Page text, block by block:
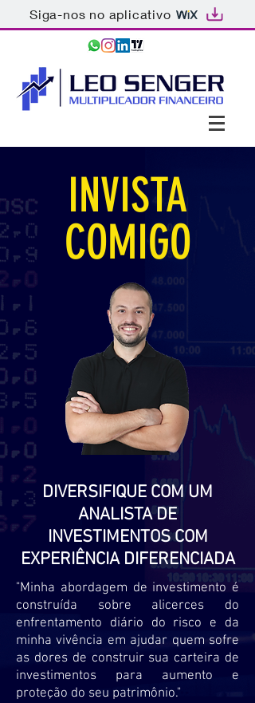
Siga-nos no aplicativo
INVISTA
COMIGO
DIVERSIFIQUE COM UM
ANALISTA DE
INVESTIMENTOSCOM
EXPERIÊNCIA DIFERENCIADA
"Minha abordagem de investimento é
construída sobre alicerces do
enfrentamento diário do risco e da
minha vivência em ajudar quem sofre
as dores de construir sua carteira de
investimentos para aumento e
proteção do seu patrimônio."